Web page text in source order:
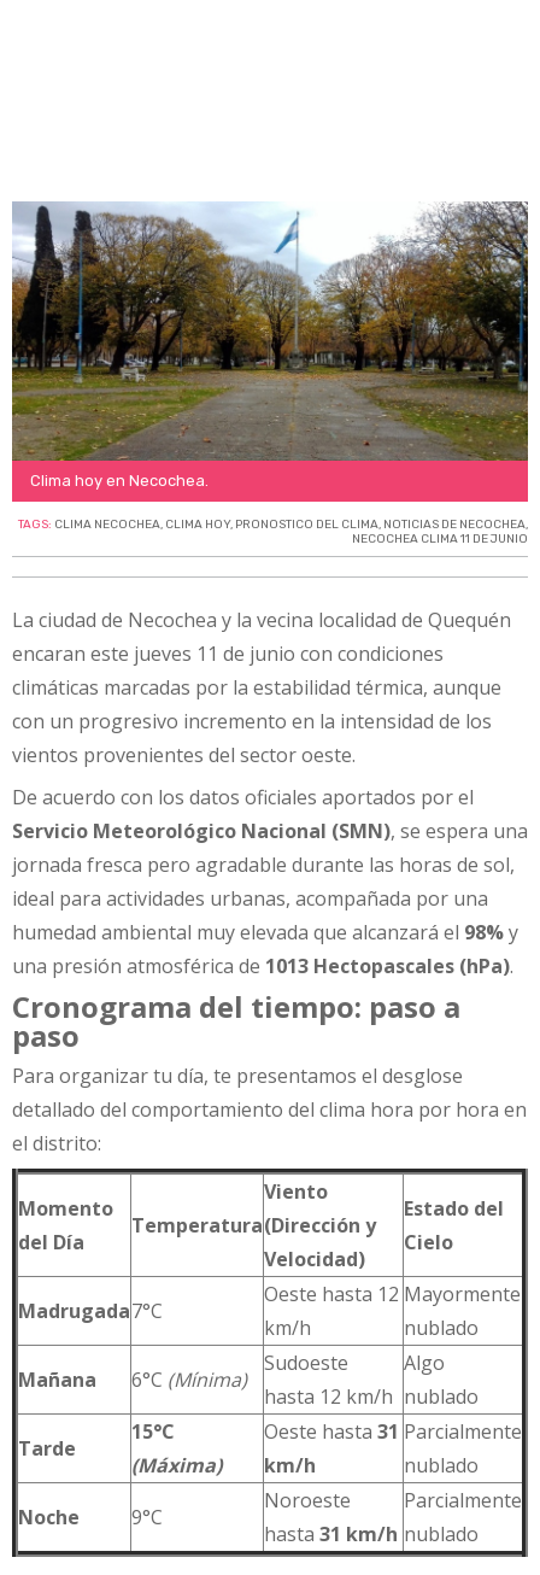
Clima hoy en Necochea.
TAGS: CLIMA NECOCHEA, CLIMA HOY, PRONOSTICO DEL CLIMA, NOTICIAS DE NECOCHEA,
NECOCHEA CLIMA 11 DE JUNIO
La ciudad de Necochea y la vecina localidad de Quequén
encaran este jueves 11 de junio con condiciones
climáticas marcadas por la estabilidad térmica, aunque
con un progresivo incremento en la intensidad de los
vientos provenientes del sector oeste.
De acuerdo con los datos oficiales aportados por el
Servicio Meteorológico Nacional (SMN), se espera una
jornada fresca pero agradable durante las horas de sol,
ideal para actividades urbanas, acompañada por una
humedad ambiental muy elevada que alcanzará el 98%y
una presión atmosférica de 1013 Hectopascales (hPa).
Cronograma del tiempo: paso a
paso
Para organizar tu día, te presentamos el desglose
detallado del comportamiento del clima hora por hora en
el distrito:
Momento
del Día
Temperatura
Viento
(Dirección y
Velocidad)
Estado del
Cielo
Madrugada7°C
Oeste hasta 12
km/h
Mayormente
nublado
Mañana
6°C (Mínima)
Sudoeste
hasta 12 km/h
Algo
nublado
Tarde
15°C
(Máxima)
Oeste hasta 31
km/h
Parcialmente
nublado
Noche
9°C
Noroeste
hasta 31 km/h
Parcialmente
nublado